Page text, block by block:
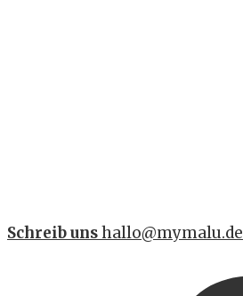
Schreib unshallo@mymalu.de